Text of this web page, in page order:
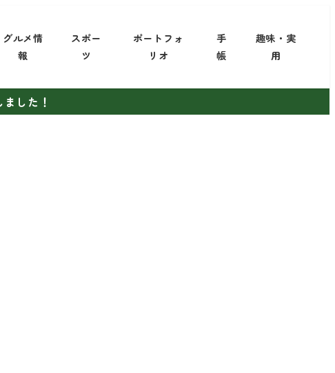
グルメ情
報
スポー
ツ
ポートフォ
リオ
手
帳
趣味・実
用
した！